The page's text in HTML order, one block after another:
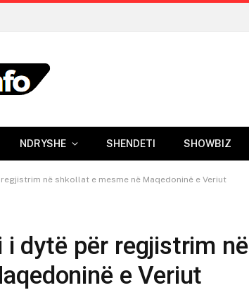
NDRYSHE SHENDETI SHOWBIZ
në shkollat e mesme në Maqedoninë e Veriut
dytë për regjistrim në
e Veriut